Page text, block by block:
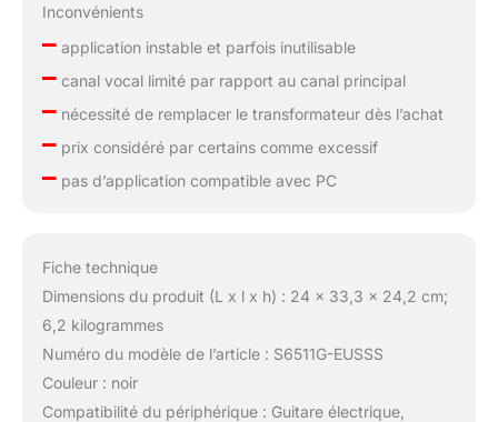
Inconvénients
–application instable et parfois inutilisable
–canal vocal limité par rapport au canal principal
–nécessité de remplacer le transformateur dès l’achat
–prix considéré par certains comme excessif
–pas d’application compatible avec PC
Fiche technique
Dimensions du produit (L x l x h) : 24 x 33,3 x 24,2 cm;
6,2 kilogrammes
Numéro du modèle de l’article : S6511G-EUSSS
Couleur : noir
Compatibilité du périphérique : Guitare électrique,